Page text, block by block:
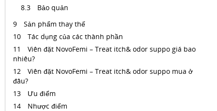
Bảo quản
Sản phẩm thay thế
Tác dụng của các thành phần
Viên đặt NovoFemi – Treat itch& odor suppo giá bao
nhiêu?
Viên đặt NovoFemi – Treat itch& odor suppo mua ở
đâu?
Ưu điểm
Nhược điểm